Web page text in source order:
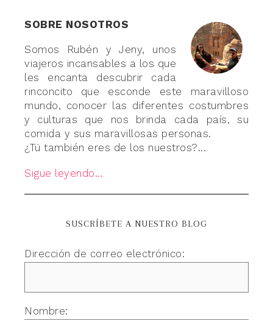
SOBRE NOSOTROS
Somos Rubén y Jeny, unos
viajeros incansables a los que
les encanta descubrir cada
rinconcito que esconde este maravilloso
mundo, conocer las diferentes costumbres
y culturas que nos brinda cada país, su
comida y sus maravillosas personas.
¿Tú también eres de los nuestros?...
Sigue leyendo...
SUSCRÍBETE A NUESTRO BLOG
Dirección de correo electrónico:
Nombre: